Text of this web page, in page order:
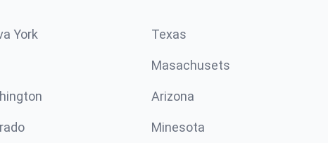
York Texas
Masachusets
Arizona
Minesota